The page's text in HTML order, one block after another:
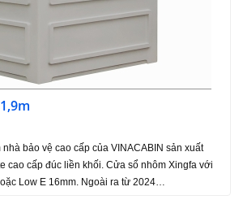
bảo vệ cao cấp của VINACABIN sản xuất
cao cấp đúc liền khối. Cửa sổ nhôm Xingfa với
Low E 16mm. Ngoài ra từ 2024…